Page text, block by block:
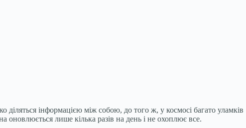
діляться інформацією між собою, до того ж, у космосі багато уламків
оновлюється лише кілька разів на день і не охоплює все.